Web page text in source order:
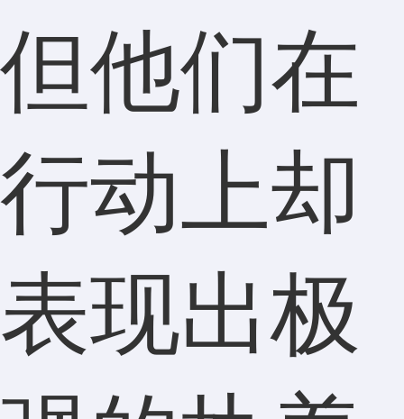
但他们在
行动上却
表现出极